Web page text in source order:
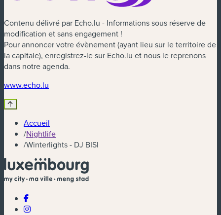
Contenu délivré par Echo.lu - Informations sous réserve de
modification et sans engagement !
Pour annoncer votre évènement (ayant lieu sur le territoire de
la capitale), enregistrez-le sur Echo.lu et nous le reprenons
dans notre agenda.
www.echo.lu
Accueil
/Nightlife
/Winterlights - DJ BISI